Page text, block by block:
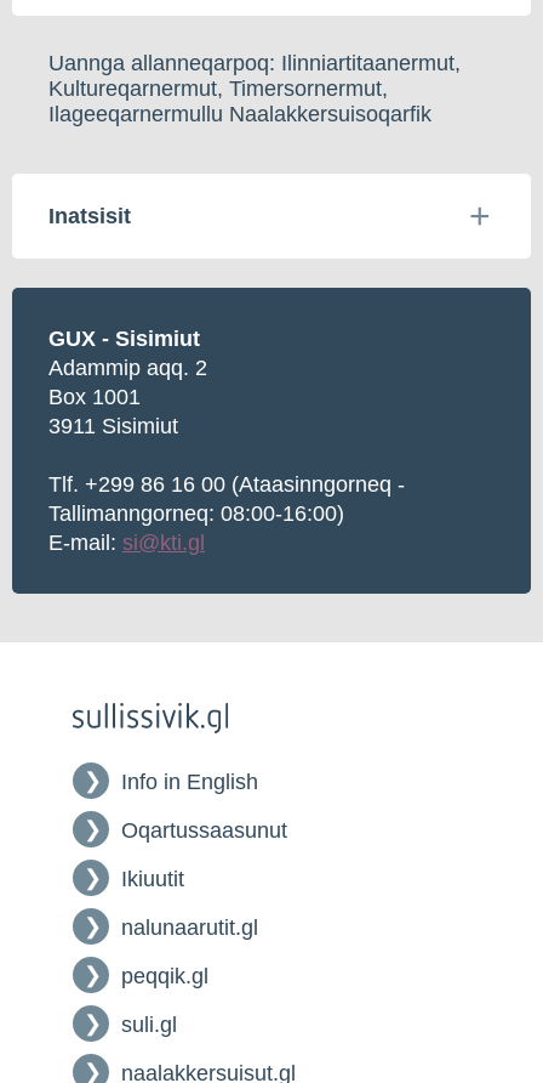
Uannga allanneqarpoq: Ilinniartitaanermut,
Kultureqarnermut, Timersornermut,
Ilageeqarnermullu Naalakkersuisoqarfik
Inatsisit
GUX - Sisimiut
Adammip aqq. 2
Box 1001
3911 Sisimiut
Tlf. +299 86 16 00 (Ataasinngorneq -
Tallimanngorneq: 08:00-16:00)
E-mail: si@kti.gl
Info in English
Oqartussaasunut
Ikiuutit
nalunaarutit.gl
peqqik.gl
suli.gl
naalakkersuisut.gl